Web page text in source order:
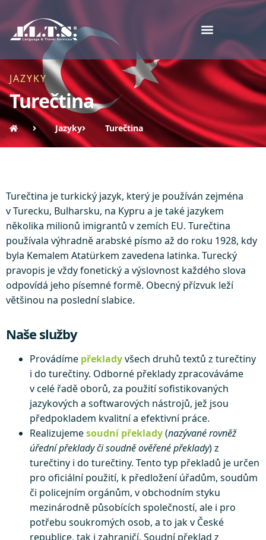
JAZYKY
Turečtina
Jazyky Turečtina
Turečtina je turkický jazyk, který je používán zejména
v Turecku, Bulharsku, na Kypru a je také jazykem
několika milionů imigrantů v zemích EU. Turečtina
používala výhradně arabské písmo až do roku 1928, kdy
byla Kemalem Atatürkem zavedena latinka. Turecký
pravopis je vždy fonetický a výslovnost každého slova
odpovídá jeho písemné formě. Obecný přízvuk leží
většinou na poslední slabice.
Naše služby
Provádíme překladyvšech druhů textů z turečtiny
i do turečtiny. Odborné překlady zpracováváme
v celé řadě oborů, za použití sofistikovaných
jazykových a softwarových nástrojů, jež jsou
předpokladem kvalitní a efektivní práce.
Realizujemesoudní překlady(nazývané rovněž
úřední překlady či soudně ověřené překlady) z
turečtiny i do turečtiny. Tento typ překladů je určen
pro oficiální použití, k předložení úřadům, soudům
či policejním orgánům, v obchodním styku
mezinárodně působících společností, ale i pro
potřebu soukromých osob, a to jak v České
republice, tak i zahraničí. Soudní překlad z